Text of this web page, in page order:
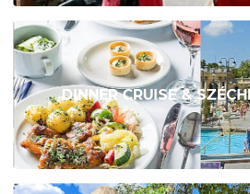
DINNER CRUISE &